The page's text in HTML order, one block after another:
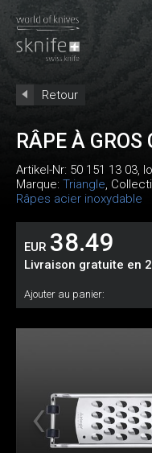
Retour
RÂPE À GROS
Artikel-Nr: 50 151 13 03,
Marque: Triangle,
Râpes acier inoxydable
EUR 38.49
Livraison gratuite en
Ajouter au panier: